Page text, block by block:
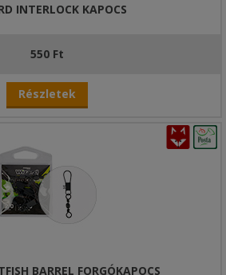
INTERLOCK KAPOCS
550 Ft
Részletek
BARREL FORGÓKAPOCS